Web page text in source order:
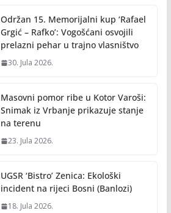
Održan 15. Memorijalni kup ‘Rafael
Grgić – Rafko’: Vogošćani osvojili
prelazni pehar u trajno vlasništvo
30. Jula 2026.
Masovni pomor ribe u Kotor Varoši:
Snimak iz Vrbanje prikazuje stanje
na terenu
23. Jula 2026.
UGSR ‘Bistro’ Zenica: Ekološki
incident na rijeci Bosni (Banlozi)
18. Jula 2026.